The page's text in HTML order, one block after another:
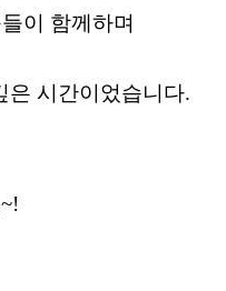
이 함께하며
은 시간이었습니다.